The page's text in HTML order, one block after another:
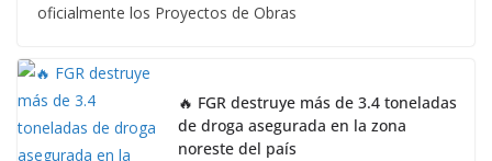
oficialmente los Proyectos de Obras
🔥 FGR destruye más de 3.4 toneladas
de droga asegurada en la zona
noreste del país